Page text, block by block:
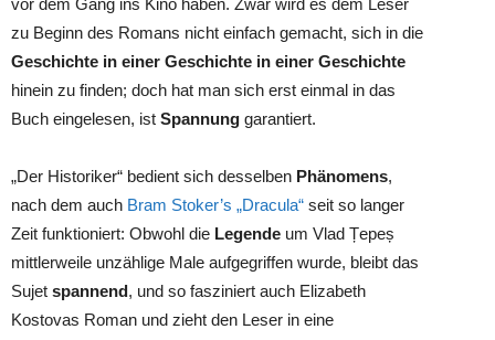
vor dem Gang ins Kino haben. Zwar wird es dem Leser
zu Beginn des Romans nicht einfach gemacht, sich in die
Geschichte in einer Geschichte in einer Geschichte
hinein zu finden; doch hat man sich erst einmal in das
Buch eingelesen, ist Spannung garantiert.
„Der Historiker“ bedient sich desselben Phänomens,
nach dem auch Bram Stoker’s „Dracula“ seit so langer
Zeit funktioniert: Obwohl die Legende um Vlad Țepeș
mittlerweile unzählige Male aufgegriffen wurde, bleibt das
Sujet spannend, und so fasziniert auch Elizabeth
Kostovas Roman und zieht den Leser in eine